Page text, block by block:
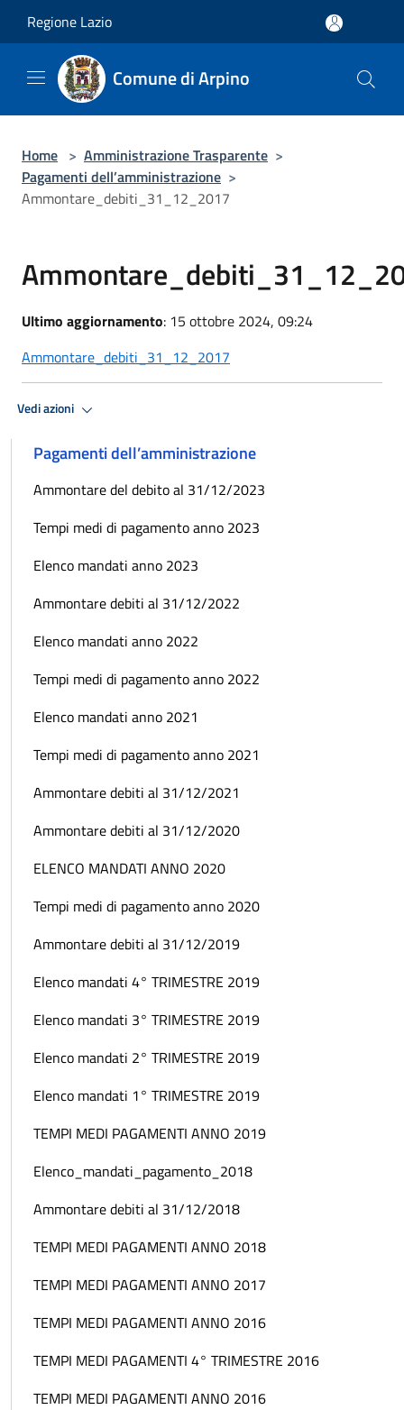
Regione Lazio
Comune di Arpino
Home > Amministrazione Trasparente >
Pagamenti dell’amministrazione >
Ammontare_debiti_31_12_2017
Ultimo aggiornamento: 15 ottobre 2024, 09:24
Ammontare_debiti_31_12_2017
Vedi azioni
Pagamenti dell’amministrazione
Ammontare del debito al 31/12/2023
Tempi medi di pagamento anno 2023
Elenco mandati anno 2023
Ammontare debiti al 31/12/2022
Elenco mandati anno 2022
Tempi medi di pagamento anno 2022
Elenco mandati anno 2021
Tempi medi di pagamento anno 2021
Ammontare debiti al 31/12/2021
Ammontare debiti al 31/12/2020
ELENCO MANDATI ANNO 2020
Tempi medi di pagamento anno 2020
Ammontare debiti al 31/12/2019
Elenco mandati 4° TRIMESTRE 2019
Elenco mandati 3° TRIMESTRE 2019
Elenco mandati 2° TRIMESTRE 2019
Elenco mandati 1° TRIMESTRE 2019
TEMPI MEDI PAGAMENTI ANNO 2019
Elenco_mandati_pagamento_2018
Ammontare debiti al 31/12/2018
TEMPI MEDI PAGAMENTI ANNO 2018
TEMPI MEDI PAGAMENTI ANNO 2017
TEMPI MEDI PAGAMENTI ANNO 2016
TEMPI MEDI PAGAMENTI 4° TRIMESTRE 2016
TEMPI MEDI PAGAMENTI ANNO 2016